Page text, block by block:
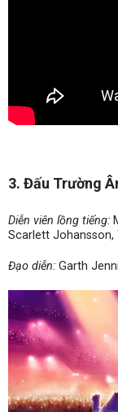
3. Đấu Trường
Diễn viên lồng tiếng:
Scarlett Johansson,
Đạo diễn: Garth